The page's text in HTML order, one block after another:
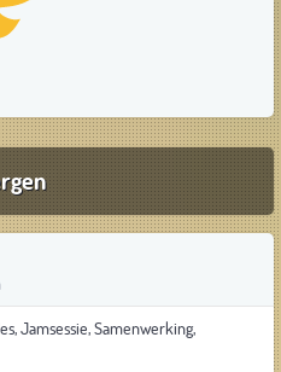
Jamsessie, Samenwerking,